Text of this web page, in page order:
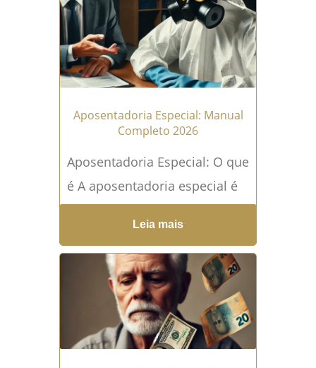
Aposentadoria Especial: Manual
Completo 2026
Aposentadoria Especial: O que
é A aposentadoria especial é
um dos benefícios mais
desejados pelos
trabalhadores que atuam em
atividades de risco... Leia mais
Leia mais